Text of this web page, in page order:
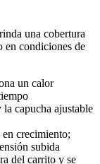
una cobertura
en condiciones de
un calor
capucha ajustable
crecimiento;
subida
del carrito y se